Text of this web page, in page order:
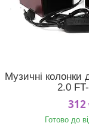
Музичні колонки
2.0
312
Готово до